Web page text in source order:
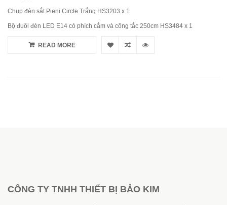
Chụp đèn sắt Pieni Circle Trắng HS3203 x 1
Bộ đuôi đèn LED E14 có phích cắm và công tắc 250cm HS3484 x 1
READ MORE
CÔNG TY TNHH THIẾT BỊ BẢO KIM